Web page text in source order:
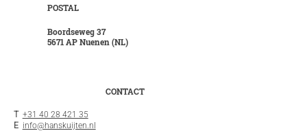
POSTAL
Boordseweg 37
5671 AP Nuenen (NL)
CONTACT
T +31 40 28 421 35
E info@hanskuijten.nl